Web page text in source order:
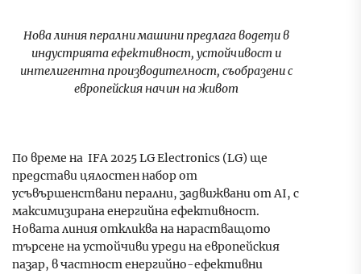
Нова линия перални машини предлага водещи в
индустрията ефективност, устойчивост и
интелигентна производителност, съобразени с
европейския начин на живот
По време на IFA 2025 LG Electronics (LG) ще
представи цялостен набор от
усъвършенствани перални, задвижвани от AI, с
максимизирана енергийна ефективност.
Новата линия откликва на нарастващото
търсене на устойчиви уреди на европейския
пазар, в частност енергийно-ефективни